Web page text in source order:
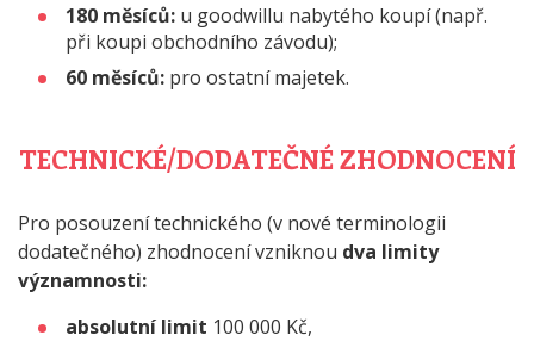
180 měsíců: u goodwillu nabytého koupí (např.
při koupi obchodního závodu);
60 měsíců: pro ostatní majetek.
TECHNICKÉ/DODATEČNÉ ZHODNOCENÍ
Pro posouzení technického (v nové terminologii
dodatečného) zhodnocení vzniknou dva limity
významnosti:
absolutní limit 100 000 Kč,